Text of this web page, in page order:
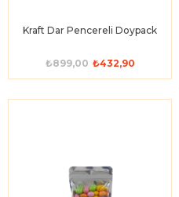
Kraft Dar Pencereli Doypack
₺432,90
₺899,00